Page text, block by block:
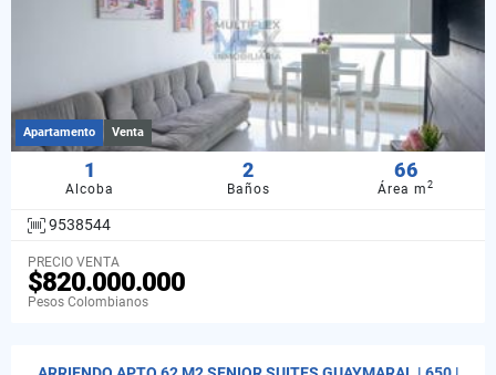
Apartamento Venta
1
Alcoba
2
Baños
66
Área m2
9538544
PRECIO VENTA
$820.000.000
Pesos Colombianos